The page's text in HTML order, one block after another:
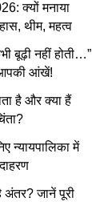
क्यों मनाया
थीम, महत्व
बूढ़ी नहीं होती…”
आपकी आंखें!
है और क्या हैं
न्यायपालिका में
अंतर? जानें पूरी